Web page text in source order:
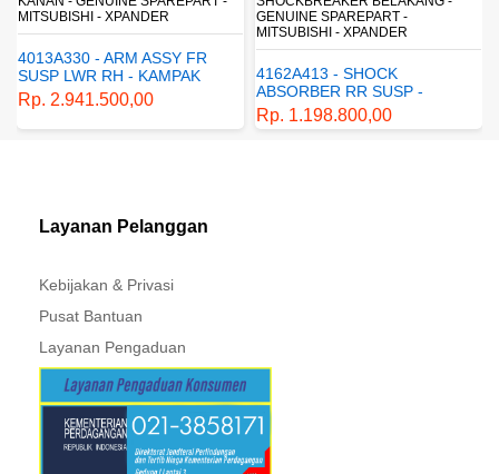
MITSUBISHI - XPANDER
4013A330 - ARM ASSY FR
SUSP LWR RH - KAMPAK
DEPAN BAWAH KANAN -
GENUINE SPAREPART -
MITSUBISHI - XPANDER
Rp. 2.941.500,00
GENUINE SPAREPART -
MITSUBISHI - XPANDER
4162A413 - SHOCK
ABSORBER RR SUSP -
SUSPENSI BELAKANG -
SHOCKBREAKER BELAKANG
Rp. 1.198.800,00
Layanan Pelanggan
Kebijakan & Privasi
Pusat Bantuan
Layanan Pengaduan